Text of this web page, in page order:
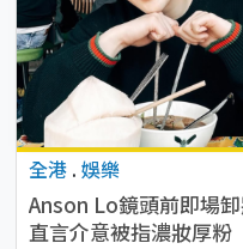
全港 . 娛樂
Anson Lo鏡頭前即場
直言介意被指濃妝厚粉